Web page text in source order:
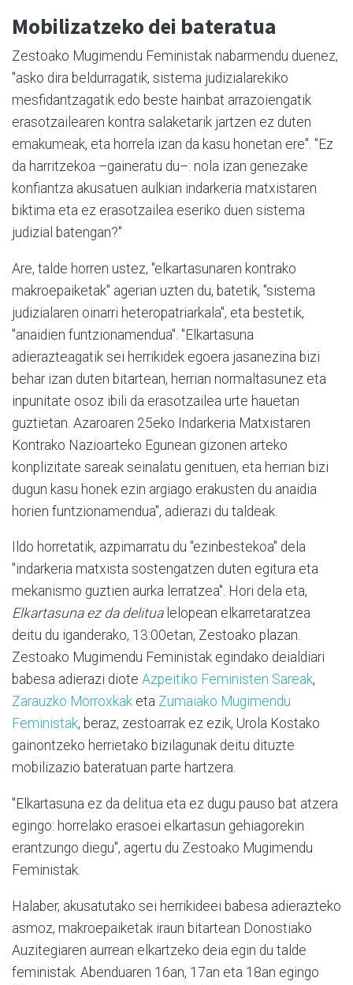
Mobilizatzeko dei bateratua
Zestoako Mugimendu Feministak nabarmendu duenez,
"asko dira beldurragatik, sistema judizialarekiko
mesfidantzagatik edo beste hainbat arrazoiengatik
erasotzailearen kontra salaketarik jartzen ez duten
emakumeak, eta horrela izan da kasu honetan ere". "Ez
da harritzekoa –gaineratu du–: nola izan genezake
konfiantza akusatuen aulkian indarkeria matxistaren
biktima eta ez erasotzailea eseriko duen sistema
judizial batengan?"
Are, talde horren ustez, "elkartasunaren kontrako
makroepaiketak" agerian uzten du, batetik, "sistema
judizialaren oinarri heteropatriarkala", eta bestetik,
"anaidien funtzionamendua". "Elkartasuna
adierazteagatik sei herrikidek egoera jasanezina bizi
behar izan duten bitartean, herrian normaltasunez eta
inpunitate osoz ibili da erasotzailea urte hauetan
guztietan. Azaroaren 25eko Indarkeria Matxistaren
Kontrako Nazioarteko Egunean gizonen arteko
konplizitate sareak seinalatu genituen, eta herrian bizi
dugun kasu honek ezin argiago erakusten du anaidia
horien funtzionamendua", adierazi du taldeak.
Ildo horretatik, azpimarratu du "ezinbestekoa" dela
"indarkeria matxista sostengatzen duten egitura eta
mekanismo guztien aurka lerratzea". Hori dela eta,
Elkartasuna ez da delitualelopean elkarretaratzea
deitu du iganderako, 13:00etan, Zestoako plazan.
Zestoako Mugimendu Feministak egindako deialdiari
babesa adierazi diote Azpeitiko Feministen Sareak,
Zarauzko Morroxkak eta Zumaiako Mugimendu
Feministak, beraz, zestoarrak ez ezik, Urola Kostako
gainontzeko herrietako bizilagunak deitu dituzte
mobilizazio bateratuan parte hartzera.
"Elkartasuna ez da delitua eta ez dugu pauso bat atzera
egingo: horrelako erasoei elkartasun gehiagorekin
erantzungo diegu", agertu du Zestoako Mugimendu
Feministak.
Halaber, akusatutako sei herrikideei babesa adierazteko
asmoz, makroepaiketak iraun bitartean Donostiako
Auzitegiaren aurrean elkartzeko deia egin du talde
feministak. Abenduaren 16an, 17an eta 18an egingo